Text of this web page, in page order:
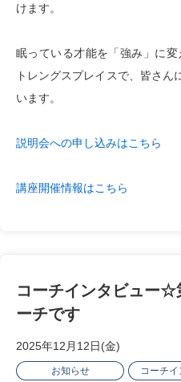
けます。
眠っている才能を「強み」に
トレングスプレイスで、皆さ
います。
説明会への申し込みはこちら
講座開催情報はこちら
コーチインタビュー☆
ーチです
2025年12月12日(金)
お知らせ コーチ